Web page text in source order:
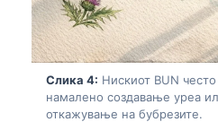
Слика 4: Нискиот BUN
намалено создавање уреа
откажување на бубрезите.